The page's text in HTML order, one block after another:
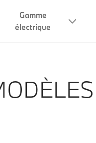
Gamme
électrique